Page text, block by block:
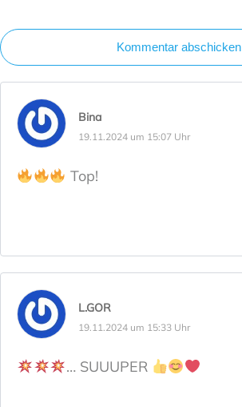
Kommentar abschicken
Bina
19.11.2024 um 15:07 Uhr
Top!
L.GOR
19.11.2024 um 15:33 Uhr
… SUUUPER